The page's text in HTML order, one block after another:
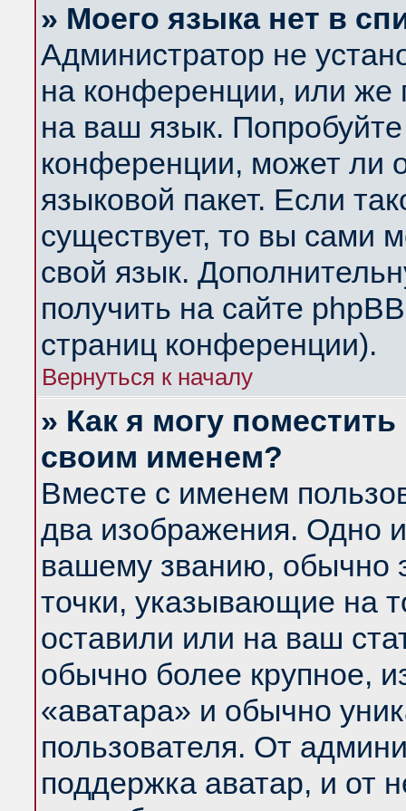
» Моего языка нет в
Администратор не
на конференции, или же
на ваш язык.
конференции, может ли
языковой пакет. Если
существует, то вы сами
свой язык.
получить на сайте
страниц конференции).
Вернуться к началу
» Как я могу
своим именем?
Вместе с именем
два изображения. Одно
вашему званию, обычно
точки, указывающие на
оставили или на ваш
обычно более крупное,
«аватара» и обычно
пользователя. От
поддержка аватар, и от